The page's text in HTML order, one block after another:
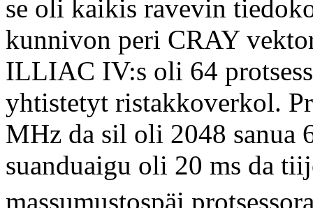
se oli kaikis ravevin
kunnivon peri CRAY
ILLIAC IV:s oli 64
yhtistetyt ristakkoverkol.
MHz da sil oli 2048 sanua
suanduaigu oli 20 ms da
massumustospäi